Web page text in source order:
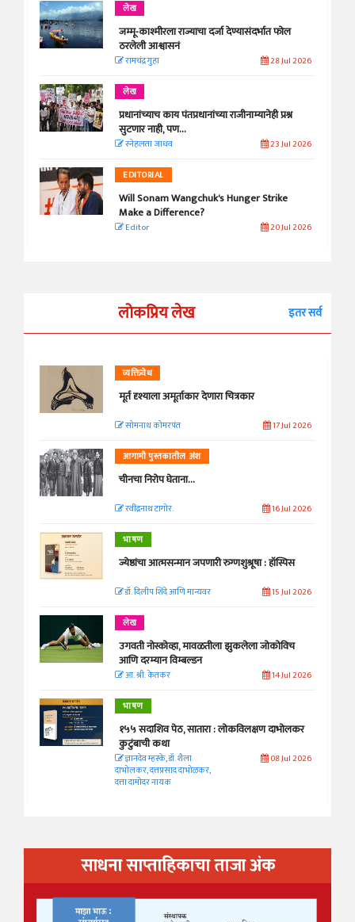
लेख
जम्मू-काश्मीरला राज्याचा दर्जा देण्यासंदर्भात फोल
ठरलेली आश्वासनं
रामचंद्र गुहा 28 Jul 2026
लेख
प्रधानांच्याच काय पंतप्रधानांच्या राजीनाम्यानेही प्रश्न
सुटणार नाही, पण...
स्नेहलता जाधव 23 Jul 2026
EDITORIAL
Will Sonam Wangchuk's Hunger Strike
Make a Difference?
Editor 20 Jul 2026
लोकप्रिय लेख इतर सर्व
व्यक्तिवेध
मूर्त दृश्याला अमूर्ताकार देणारा चित्रकार
सोमनाथ कोमरपंत 17 Jul 2026
आगामी पुस्तकातील अंश
चीनचा निरोप घेताना...
रवींद्रनाथ टागोर. 16 Jul 2026
भाषण
ज्येष्ठांचा आत्मसन्मान जपणारी रुग्णशुश्रूषा : हॉस्पिस
डॉ. दिलीप शिंदे आणि मान्यवर 15 Jul 2026
लेख
उगवती नोस्कोव्हा, मावळतीला झुकलेला जोकोविच
आणि दरम्यान विम्बल्डन
आ. श्री. केतकर 14 Jul 2026
भाषण
१५५ सदाशिव पेठ, सातारा : लोकविलक्षण दाभोलकर
कुटुंबाची कथा
ज्ञानदेव म्हस्के, डॉ. शैला
दाभोलकर, दत्तप्रसाद दाभोळकर,
दत्ता दामोदर नायक
08 Jul 2026
साधना साप्ताहिकाचा ताजा अंक